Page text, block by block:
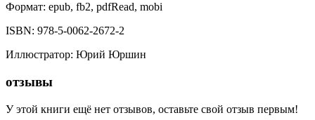
Формат: epub, fb2, pdfRead, mobi
ISBN: 978-5-0062-2672-2
Иллюстратор: Юрий Юршин
отзывы
У этой книги ещё нет отзывов, оставьте свой отзыв первым!